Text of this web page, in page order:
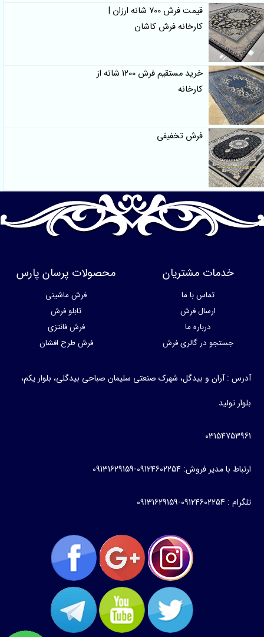
قیمت فرش 700 شانه ارزان |
کارخانه فرش کاشان
خرید مستقیم فرش 1200 شانه از
کارخانه
فرش تخفیفی
خدمات مشتریان
تماس با ما
ارسال فرش
درباره ما
جستجو در گالری فرش
محصولات پرسان پارس
فرش ماشینی
تابلو فرش
فرش فانتزی
فرش طرح افشان
آدرس : آران و بیدگل، شهرک صنعتی سلیمان صباحی بیدگلی، بلوار یکم،
بلوار تولید
03154753961
ارتباط با مدیر فروش: 09124602254-09131629159
تلگرام : 09124602254-09131629159